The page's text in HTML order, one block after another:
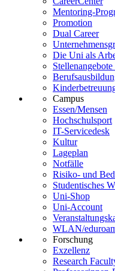
Mentoring-
Promotion
Dual Career
Die Uni als
Campus
Essen/Mensen
Hochschulsport
IT-Servicedesk
Kultur
Lageplan
Notfälle
Risiko- und
Studentisches
Uni-Shop
Uni-Account
WLAN/
Forschung
Exzellenz
Research